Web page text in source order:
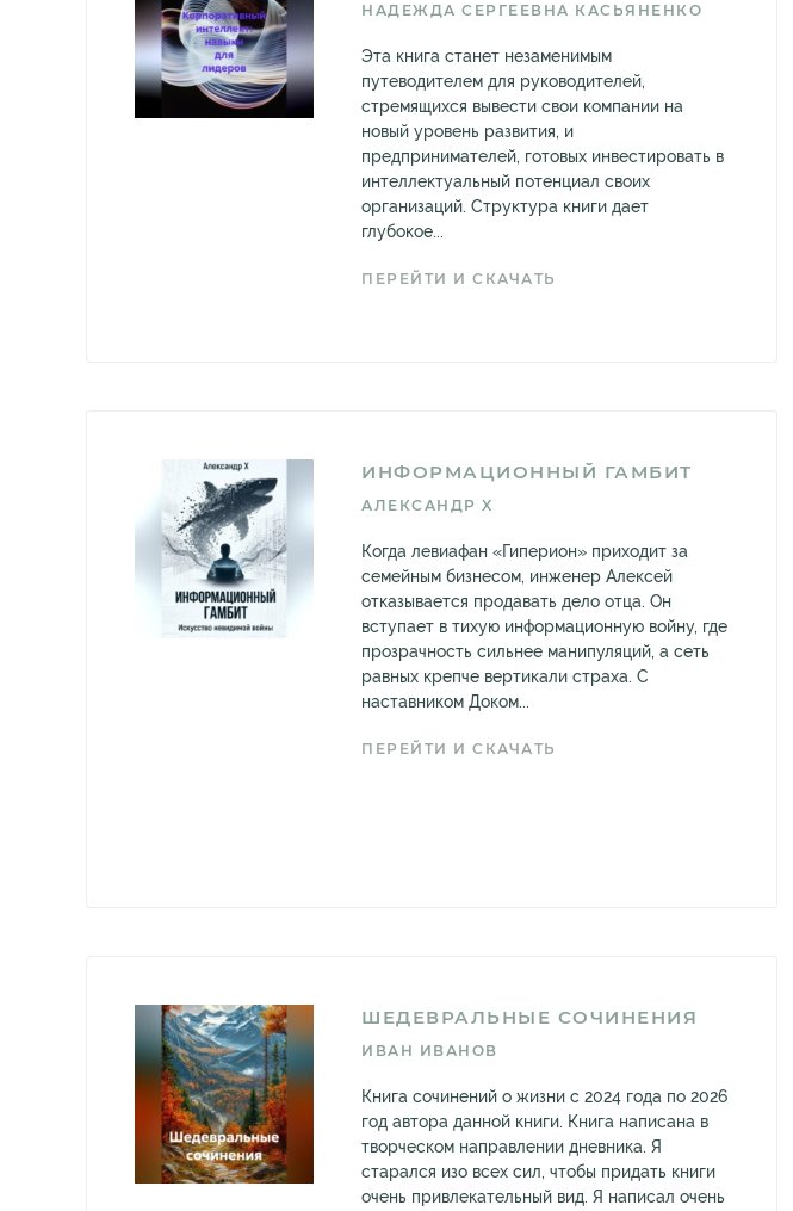
НАДЕЖДА СЕРГЕЕВНА КАСЬЯНЕНКО
Эта книга станет незаменимым
путеводителем для руководителей,
стремящихся вывести свои компании на
новый уровень развития, и
предпринимателей, готовых инвестировать в
интеллектуальный потенциал своих
организаций. Структура книги дает
глубокое...
ПЕРЕЙТИ И СКАЧАТЬ
ИНФОРМАЦИОННЫЙ ГАМБИТ
АЛЕКСАНДР X
Когда левиафан «Гиперион» приходит за
семейным бизнесом, инженер Алексей
отказывается продавать дело отца. Он
вступает в тихую информационную войну, где
прозрачность сильнее манипуляций, а сеть
равных крепче вертикали страха. С
наставником Доком...
ПЕРЕЙТИ И СКАЧАТЬ
ШЕДЕВРАЛЬНЫЕ СОЧИНЕНИЯ
ИВАН ИВАНОВ
Книга сочинений о жизни с 2024 года по 2026
год автора данной книги. Книга написана в
творческом направлении дневника. Я
старался изо всех сил, чтобы придать книги
очень привлекательный вид. Я написал очень